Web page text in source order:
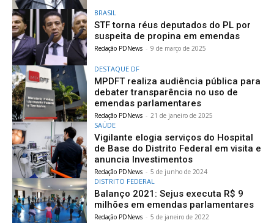
BRASIL
STF torna réus deputados do PL por
suspeita de propina em emendas
Redação PDNews - 9 de março de 2025
DESTAQUE DF
MPDFT realiza audiência pública para
debater transparência no uso de
emendas parlamentares
Redação PDNews - 21 de janeiro de 2025
SAÚDE
Vigilante elogia serviços do Hospital
de Base do Distrito Federal em visita e
anuncia Investimentos
Redação PDNews - 5 de junho de 2024
DISTRITO FEDERAL
Balanço 2021: Sejus executa R$ 9
milhões em emendas parlamentares
Redação PDNews - 5 de janeiro de 2022